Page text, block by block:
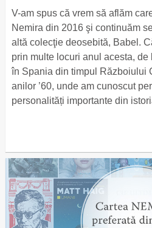
V-am spus că vrem să aflăm
Nemira din 2016 şi continuăm
altă colecţie deosebită, Babel.
prin multe locuri anul acesta,
în Spania din timpul Războiului
anilor ’60, unde am cunoscut
personalități importante din